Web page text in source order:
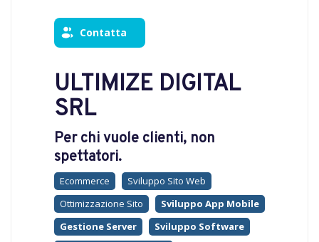
Contatta
ULTIMIZE DIGITAL
SRL
Per chi vuole clienti, non
spettatori.
Ecommerce
Sviluppo Sito Web
Ottimizzazione Sito
Sviluppo App Mobile
Gestione Server
Sviluppo Software